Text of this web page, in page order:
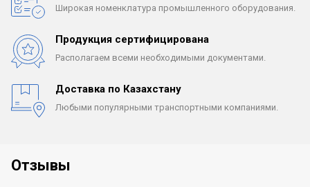
Широкая номенклатура промышленного оборудования.
Продукция сертифицирована
Располагаем всеми необходимыми документами.
Доставка по Казахстану
Любыми популярными транспортными компаниями.
Отзывы